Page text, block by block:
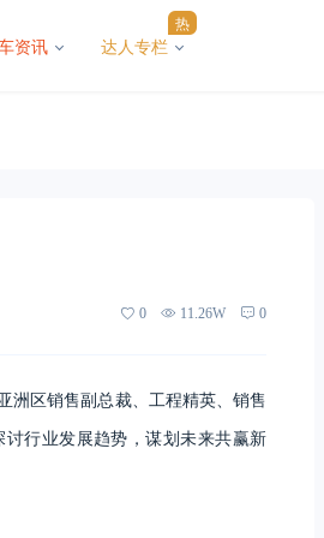
资讯 达人专栏
热
0 11.26W 0
洲区销售副总裁、工程精英、销售
行业发展趋势，谋划未来共赢新